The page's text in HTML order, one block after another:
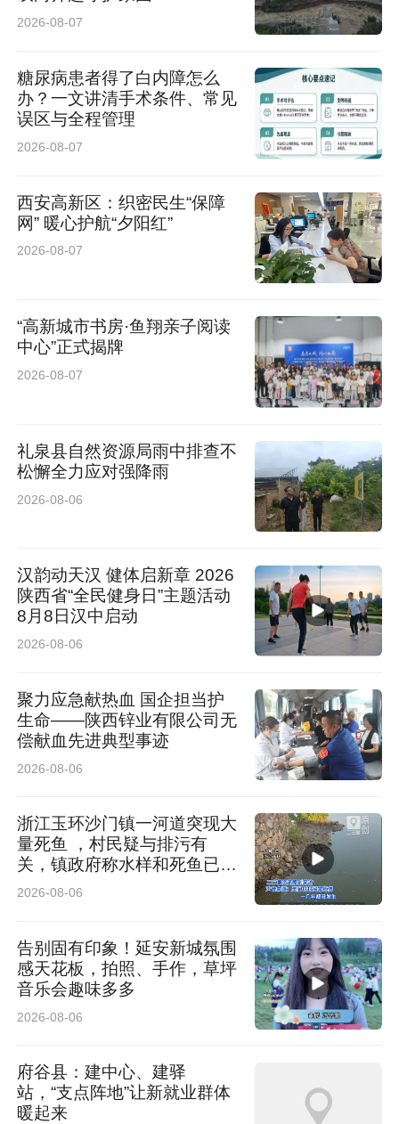
2026-08-07
糖尿病患者得了白内障怎么
办？一文讲清手术条件、常见
误区与全程管理
2026-08-07
西安高新区：织密民生“保障
网” 暖心护航“夕阳红”
2026-08-07
“高新城市书房·鱼翔亲子阅读
中心”正式揭牌
2026-08-07
礼泉县自然资源局雨中排查不
松懈全力应对强降雨
2026-08-06
汉韵动天汉 健体启新章 2026
陕西省“全民健身日”主题活动
8月8日汉中启动
2026-08-06
聚力应急献热血 国企担当护
生命——陕西锌业有限公司无
偿献血先进典型事迹
2026-08-06
浙江玉环沙门镇一河道突现大
量死鱼 ，村民疑与排污有
关，镇政府称水样和死鱼已送
检
2026-08-06
告别固有印象！延安新城氛围
感天花板，拍照、手作，草坪
音乐会趣味多多
2026-08-06
府谷县：建中心、建驿
站，“支点阵地”让新就业群体
暖起来